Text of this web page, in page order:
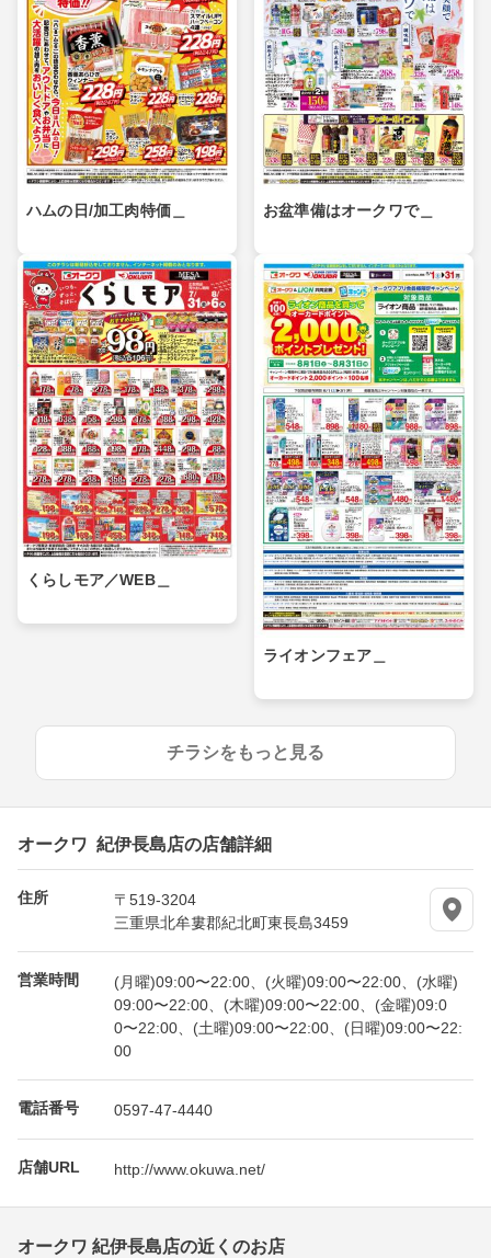
ハムの日/加工肉特価＿ お盆準備はオークワで＿
くらしモア／WEB＿
ライオンフェア＿
チラシをもっと見る
オークワ 紀伊長島店の店舗詳細
住所
〒519-3204
三重県北牟婁郡紀北町東長島3459
営業時間
(月曜)09:00〜22:00、(火曜)09:00〜22:00、(水曜)
09:00〜22:00、(木曜)09:00〜22:00、(金曜)09:0
0〜22:00、(土曜)09:00〜22:00、(日曜)09:00〜22:
00
電話番号 0597-47-4440
店舗URL http://www.okuwa.net/
オークワ 紀伊長島店の近くのお店